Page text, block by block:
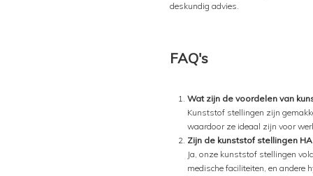
deskundig advies.
FAQ's
Wat zijn de voordelen van
Kunststof stellingen zijn
waardoor ze ideaal zijn voor
Zijn de kunststof stellingen
Ja, onze kunststof stellingen
medische faciliteiten, en andere